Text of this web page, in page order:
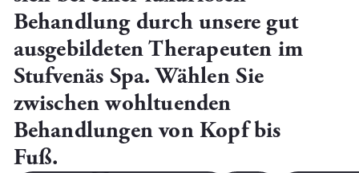
Behandlung durch unsere gut
ausgebildeten Therapeuten im
Stufvenäs Spa. Wählen Sie
zwischen wohltuenden
Behandlungen von Kopf bis
Fuß.